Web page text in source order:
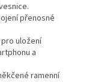
přenosné
uložení
a
ramenní